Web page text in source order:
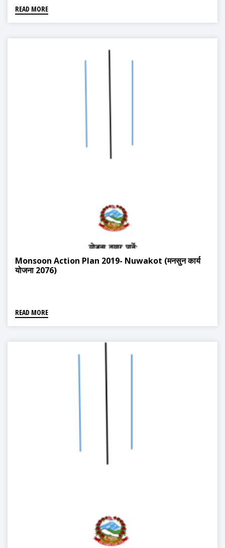
READ MORE
Monsoon Action Plan 2019- Nuwakot (मनसुन कार्य
योजना 2076)
READ MORE